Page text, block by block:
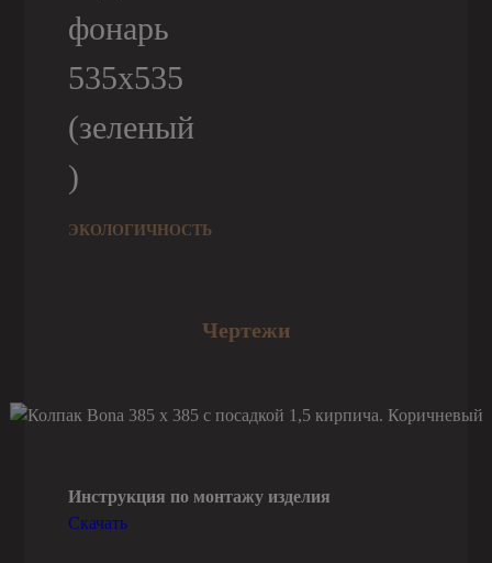
ЭКОЛОГИЧНОСТЬ
Чертежи
Инструкция по монтажу изделия
Скачать